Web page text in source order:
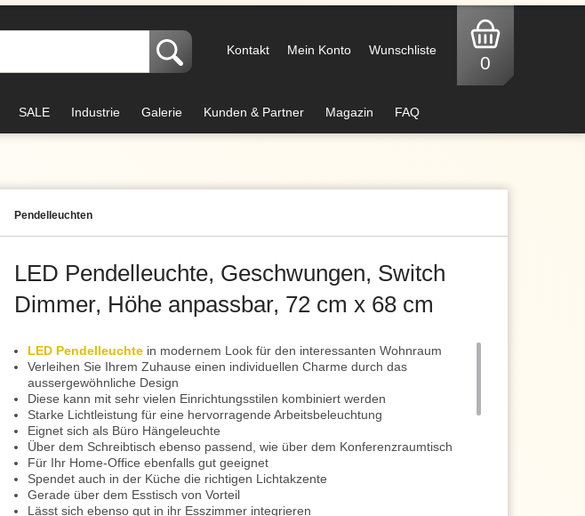
Kontakt Mein Konto Wunschliste
0
SALE Industrie Galerie Kunden & Partner Magazin FAQ
Pendel­leuchten
LED Pendelleuchte, Geschwungen, Switch
Dimmer, Höhe anpassbar, 72 cm x 68 cm
LED Pendelleuchte in modernem Look für den interessanten Wohnraum
Verleihen Sie Ihrem Zuhause einen individuellen Charme durch das
aussergewöhnliche Design
Diese kann mit sehr vielen Einrichtungsstilen kombiniert werden
Starke Lichtleistung für eine hervorragende Arbeitsbeleuchtung
Eignet sich als Büro Hängeleuchte
Über dem Schreibtisch ebenso passend, wie über dem Konferenzraumtisch
Für Ihr Home-Office ebenfalls gut geeignet
Spendet auch in der Küche die richtigen Lichtakzente
Gerade über dem Esstisch von Vorteil
Lässt sich ebenso gut in ihr Esszimmer integrieren